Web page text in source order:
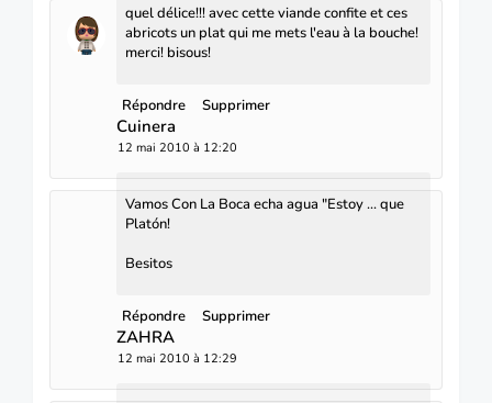
quel délice!!! avec cette viande confite et ces
abricots un plat qui me mets l'eau à la bouche!
merci! bisous!
Répondre Supprimer
Cuinera
12 mai 2010 à 12:20
Vamos Con La Boca echa agua "Estoy ... que
Platón!
Besitos
Répondre Supprimer
ZAHRA
12 mai 2010 à 12:29